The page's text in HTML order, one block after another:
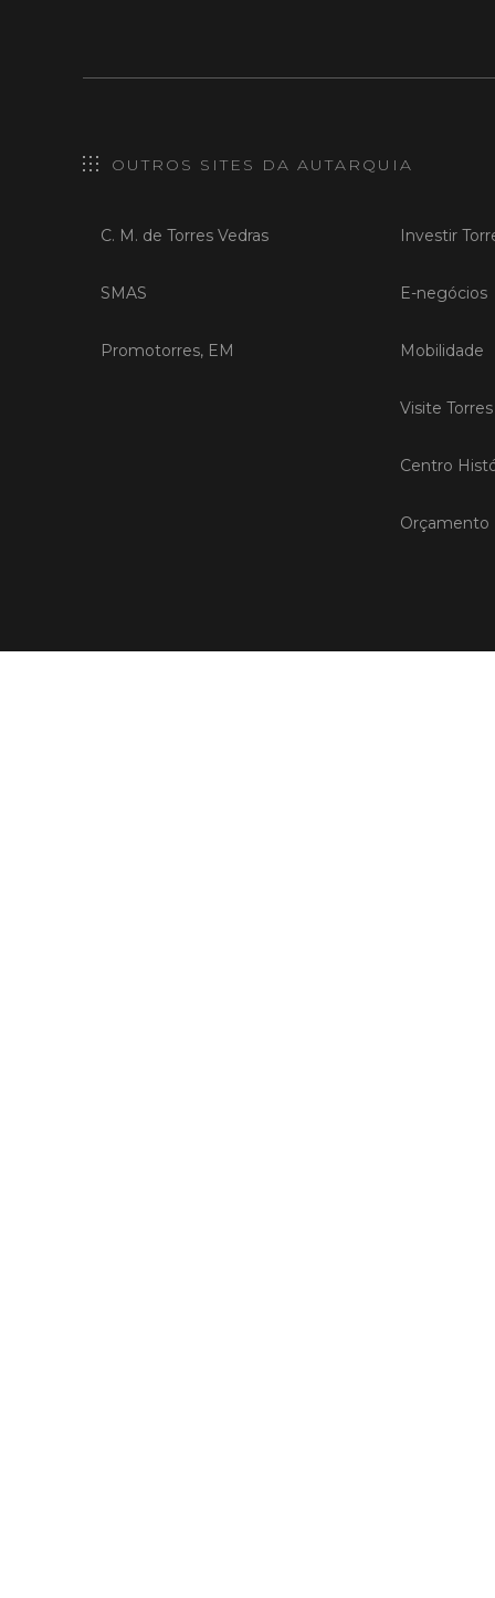
OUTROS SITES DA AUTARQUIA
C. M. de Torres Vedras
SMAS
Promotorres, EM
Investir
E-negócios
Mobilidade
Visite
Centro
Orçamento